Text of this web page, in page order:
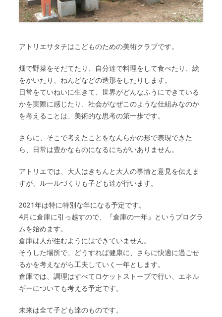
アトリエサタチはこどものための美術クラブです。
畑で野菜をそだてたり、自分達で料理をして食べたり、絵
をかいたり、ねんどなどの造形をしたりします。
日常をていねいに生きて、世界がどんなふうにできている
かを実際に感じたり、社会がなぜこのような仕組みなのか
を考えることは、美術的な思考の第一歩です。
さらに、そこで考えたことをなんらかの形で表現できた
ら、日常は豊かなものになるにちがいありません。
アトリエでは、大人はきちんと大人の事情と意見を伝えま
すが、ルールづくりも子ども達が行います。
2021年は特に特別な年になる予定です。
4月に倉庫に引っ越すので、『倉庫の一年』というプログラ
ムを始めます。
倉庫は人が住むようにはできていません。
そうした場所で、どうすれば健康に、さらに快適に過ごせ
るかを考えながら工夫していく一年とします。
倉庫では、調理はすべてロケットストーブで行い、エネル
ギーについても考える予定です。
未来は全て子ども達のものです。